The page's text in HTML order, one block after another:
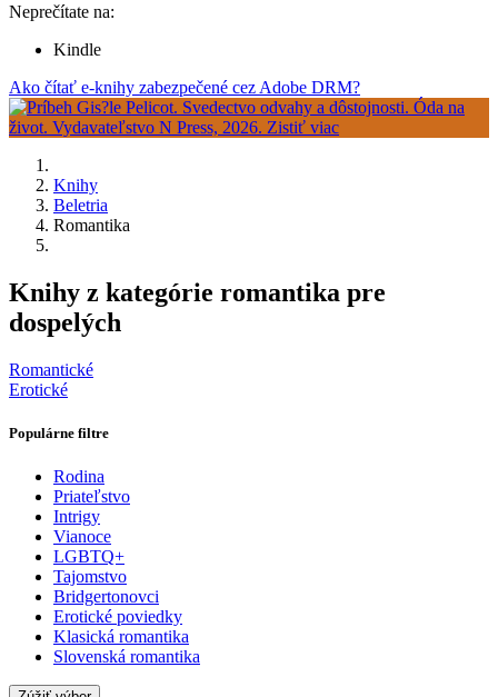
Neprečítate na:
Kindle
Ako čítať e-knihy zabezpečené cez Adobe DRM?
Knihy
Beletria
Romantika
Knihy z kategórie romantika pre
dospelých
Romantické
Erotické
Populárne filtre
Rodina
Priateľstvo
Intrigy
Vianoce
LGBTQ+
Tajomstvo
Bridgertonovci
Erotické poviedky
Klasická romantika
Slovenská romantika